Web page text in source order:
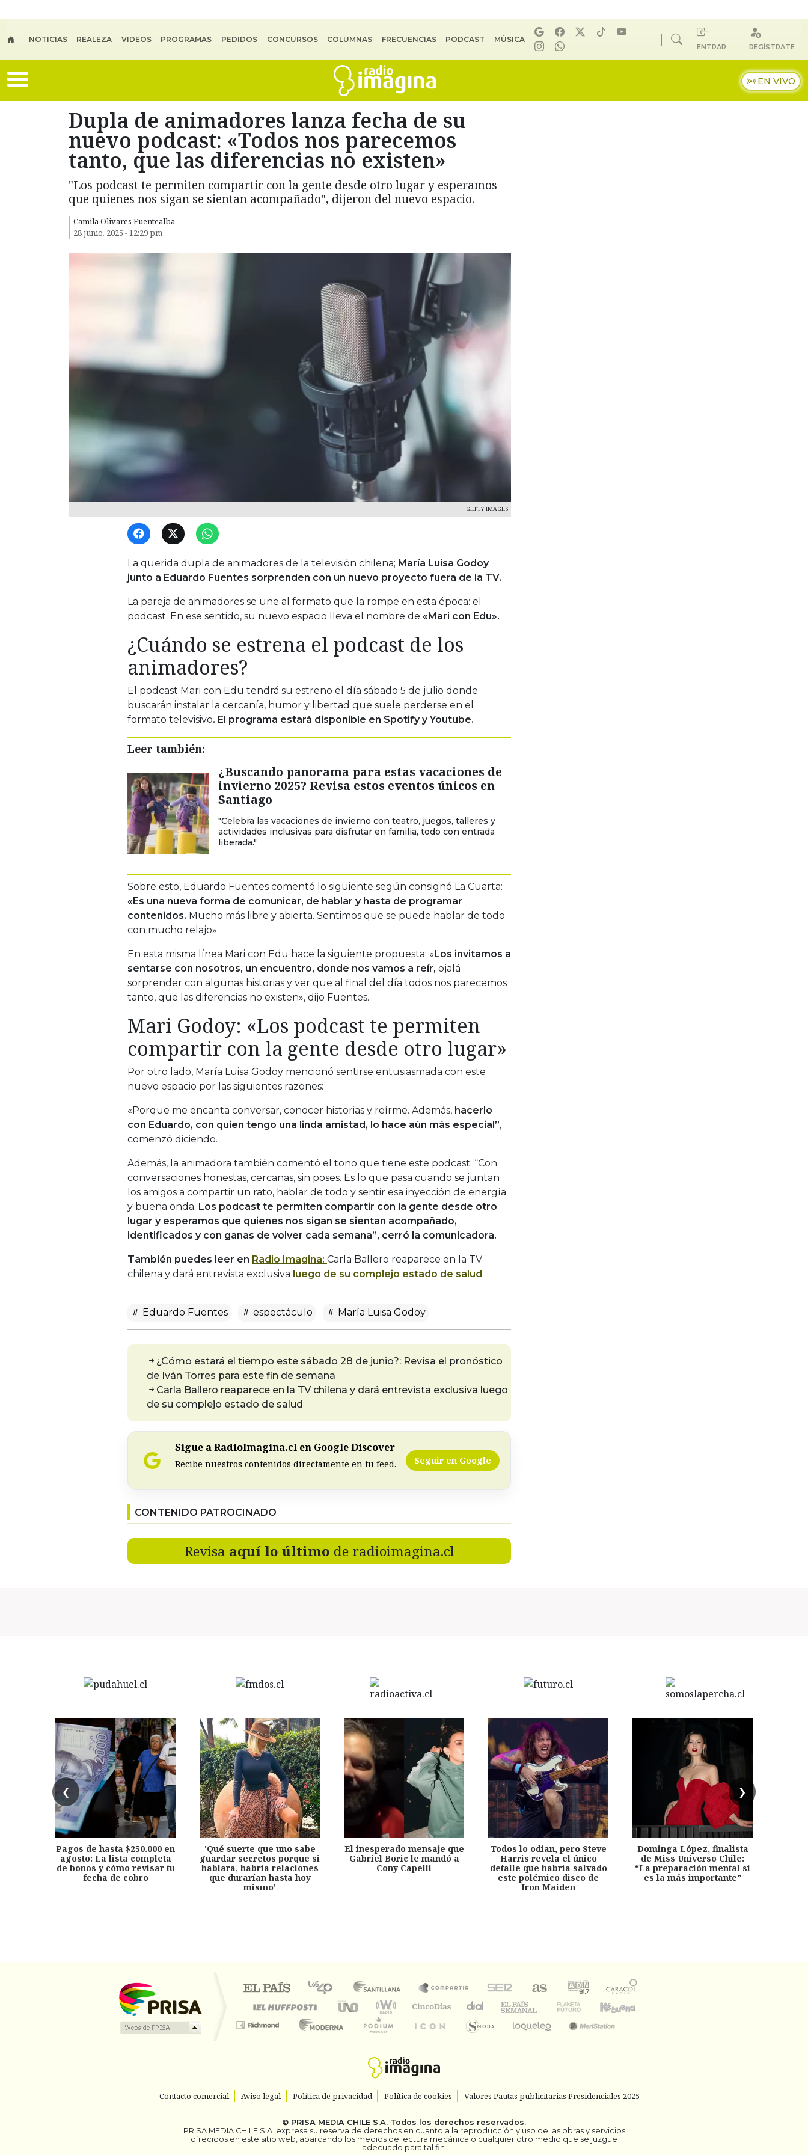
NOTICIAS REALEZA VIDEOS PROGRAMAS PEDIDOS CONCURSOS COLUMNAS FRECUENCIAS PODCAST MÚSICA
ENTRAR REGÍSTRATE
EN VIVO
Dupla de animadores lanza fecha de su
nuevo podcast: «Todos nos parecemos
tanto, que las diferencias no existen»
"Los podcast te permiten compartir con la gente desde otro lugar y esperamos
que quienes nos sigan se sientan acompañado", dijeron del nuevo espacio.
Camila Olivares Fuentealba
28 junio, 2025 - 12:29 pm
GETTY IMAGES
La querida dupla de animadores de la televisión chilena; María Luisa Godoy
junto a Eduardo Fuentes sorprenden con un nuevo proyecto fuera de la TV.
La pareja de animadores se une al formato que la rompe en esta época: el
podcast. En ese sentido, su nuevo espacio lleva el nombre de «Mari con Edu».
¿Cuándo se estrena el podcast de los
animadores?
El podcast Mari con Edu tendrá su estreno el día sábado 5 de julio donde
buscarán instalar la cercanía, humor y libertad que suele perderse en el
formato televisivo. El programa estará disponible en Spotify y Youtube.
Leer también:
¿Buscando panorama para estas vacaciones de
invierno 2025? Revisa estos eventos únicos en
Santiago
"Celebra las vacaciones de invierno con teatro, juegos, talleres y
actividades inclusivas para disfrutar en familia, todo con entrada
liberada."
Sobre esto, Eduardo Fuentes comentó lo siguiente según consignó La Cuarta:
«Es una nueva forma de comunicar, de hablar y hasta de programar
contenidos. Mucho más libre y abierta. Sentimos que se puede hablar de todo
con mucho relajo».
En esta misma línea Mari con Edu hace la siguiente propuesta: «Los invitamos a
sentarse con nosotros, un encuentro, donde nos vamos a reír, ojalá
sorprender con algunas historias y ver que al final del día todos nos parecemos
tanto, que las diferencias no existen», dijo Fuentes.
Mari Godoy: «Los podcast te permiten
compartir con la gente desde otro lugar»
Por otro lado, María Luisa Godoy mencionó sentirse entusiasmada con este
nuevo espacio por las siguientes razones:
«Porque me encanta conversar, conocer historias y reírme. Además, hacerlo
con Eduardo, con quien tengo una linda amistad, lo hace aún más especial”,
comenzó diciendo.
Además, la animadora también comentó el tono que tiene este podcast: “Con
conversaciones honestas, cercanas, sin poses. Es lo que pasa cuando se juntan
los amigos a compartir un rato, hablar de todo y sentir esa inyección de energía
y buena onda. Los podcast te permiten compartir con la gente desde otro
lugar y esperamos que quienes nos sigan se sientan acompañado,
identificados y con ganas de volver cada semana”, cerró la comunicadora.
También puedes leer en Radio Imagina: Carla Ballero reaparece en la TV
chilena y dará entrevista exclusiva luego de su complejo estado de salud
Eduardo Fuentes espectáculo María Luisa Godoy
¿Cómo estará el tiempo este sábado 28 de junio?: Revisa el pronóstico
de Iván Torres para este fin de semana
Carla Ballero reaparece en la TV chilena y dará entrevista exclusiva luego
de su complejo estado de salud
Sigue a RadioImagina.cl en Google Discover
Recibe nuestros contenidos directamente en tu feed. Seguir en Google
CONTENIDO PATROCINADO
Revisa aquí lo último de radioimagina.cl
❮ ❯
Pagos de hasta $250.000 en
agosto: La lista completa
de bonos y cómo revisar tu
fecha de cobro
'Qué suerte que uno sabe
guardar secretos porque si
hablara, habría relaciones
que durarían hasta hoy
mismo'
El inesperado mensaje que
Gabriel Boric le mandó a
Cony Capelli
Todos lo odian, pero Steve
Harris revela el único
detalle que habría salvado
este polémico disco de
Iron Maiden
Dominga López, finalista
de Miss Universo Chile:
“La preparación mental sí
es la más importante”
Contacto comercial Aviso legal Política de privacidad Política de cookies Valores Pautas publicitarias Presidenciales 2025
© PRISA MEDIA CHILE S.A. Todos los derechos reservados.
PRISA MEDIA CHILE S.A. expresa su reserva de derechos en cuanto a la reproducción y uso de las obras y servicios
ofrecidos en este sitio web, abarcando los medios de lectura mecánica o cualquier otro medio que se juzgue
adecuado para tal fin.